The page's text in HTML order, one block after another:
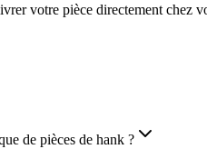
votre pièce directement chez
de pièces de hank ?